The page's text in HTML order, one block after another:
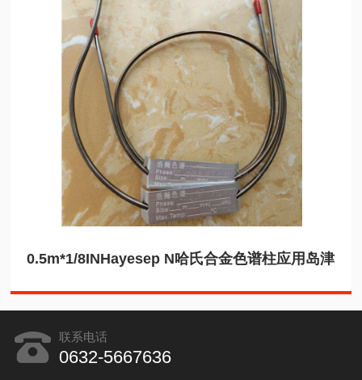
0.5m*1/8INHayesep N哈氏合金色谱柱应用岛津
联系电话
0632-5667636